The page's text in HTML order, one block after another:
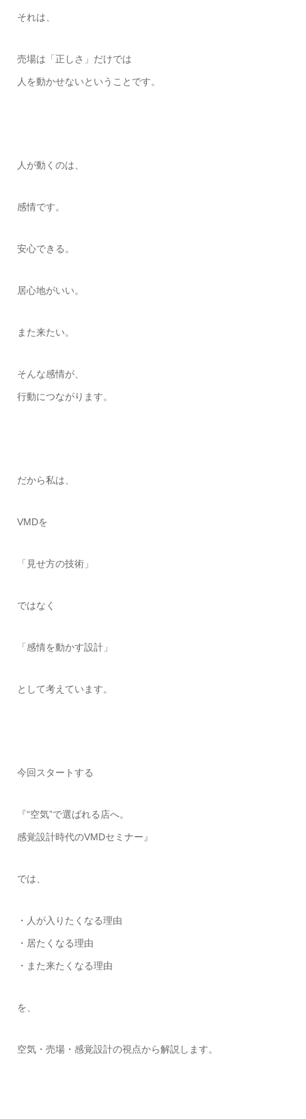
それは、
売場は「正しさ」だけでは
人を動かせないということです。
人が動くのは、
感情です。
安心できる。
居心地がいい。
また来たい。
そんな感情が、
行動につながります。
だから私は、
VMDを
「見せ方の技術」
ではなく
「感情を動かす設計」
として考えています。
今回スタートする
『“空気”で選ばれる店へ。
感覚設計時代のVMDセミナー』
では、
・人が入りたくなる理由
・居たくなる理由
・また来たくなる理由
を、
空気・売場・感覚設計の視点から解説します。